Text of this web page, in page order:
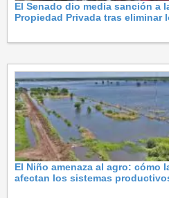
El Senado dio media sanción a
Propiedad Privada tras eliminar
El Niño amenaza al agro: cómo
afectan los sistemas